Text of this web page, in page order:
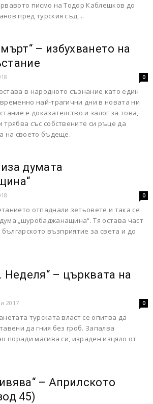
писмо на Тодор Каблешков до
пред турския съд,...
– избухването на
0
в народното съзнание като един
най-трагични дни в новата ни
е доказателство и залог за това,
със собствените си ръце да
на своето бъдеще.
думата
0
отпаднали зетьовете и така се
„шуробаджанащина“. Тя остава част
възприятие за света и до
Неделя“ – църквата на
2017 0
турската власт се опитва да
да гния без гроб. Запалва
поради масива си, израден изцяло от
– Априлското
45)